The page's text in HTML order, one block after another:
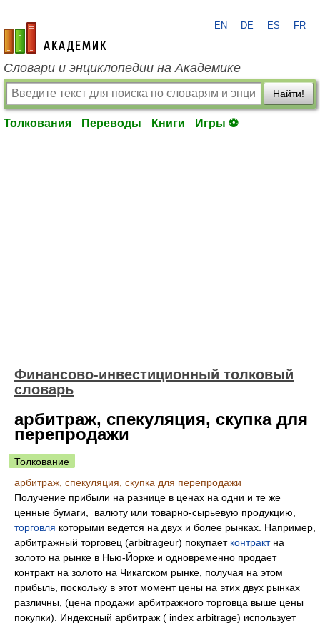
academic.ru
EN DE ES FR
Словари и энциклопедии на Академике
Найти!
Толкования Переводы Книги Игры ⚽
Финансово-инвестиционный толковый
словарь
арбитраж, спекуляция, скупка для
перепродажи
Толкование
арбитраж, спекуляция, скупка для перепродажи
Получение прибыли на разнице в ценах на одни и те же
ценные бумаги, валюту или товарно-сырьевую продукцию,
торговля которыми ведется на двух и более рынках. Например,
арбитражный торговец (arbitrageur) покупает контрактна
золото на рынке в Нью-Йорке и одновременно продает
контракт на золото на Чикагском рынке, получая на этом
прибыль, поскольку в этот момент цены на этих двух рынках
различны, (цена продажи арбитражного торговца выше цены
покупки). Индексный арбитраж ( index arbitrage) использует